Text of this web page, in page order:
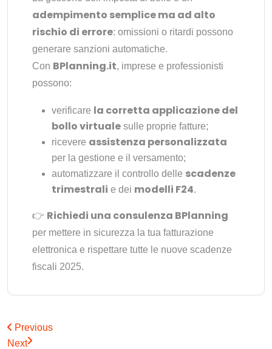
adempimento semplice ma ad alto
rischio di errore: omissioni o ritardi possono
generare sanzioni automatiche.
Con BPlanning.it, imprese e professionisti
possono:
verificare la corretta applicazione del
bollo virtuale sulle proprie fatture;
ricevere assistenza personalizzata
per la gestione e il versamento;
automatizzare il controllo delle scadenze
trimestrali e dei modelli F24.
👉 Richiedi una consulenza BPlanning
per mettere in sicurezza la tua fatturazione
elettronica e rispettare tutte le nuove scadenze
fiscali 2025.
Previous
Next